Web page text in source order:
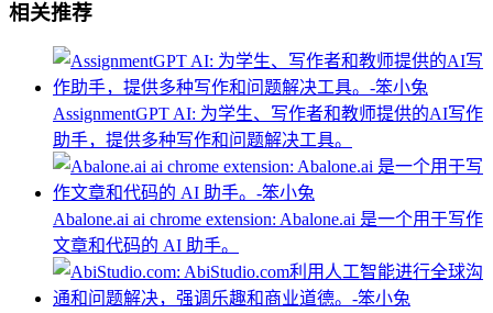
相关推荐
AssignmentGPT AI: 为学生、写作者和教师提供的AI写作
助手，提供多种写作和问题解决工具。
Abalone.ai ai chrome extension: Abalone.ai 是一个用于写作
文章和代码的 AI 助手。